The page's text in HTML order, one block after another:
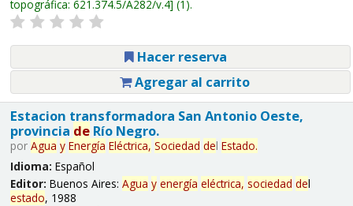
topográfica: 621.374.5/A282/v.4 (1).
Hacer reserva
Agregar al carrito
Estacion transformadora San Antonio Oeste,
provincia deRío Negro.
por Agua y Energía Eléctrica, Sociedad del Estado.
Idioma: Español
Editor: Buenos Aires: Agua y energía eléctrica, sociedad del
estado, 1988